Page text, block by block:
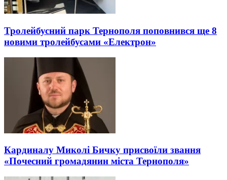
Тролейбусний парк Тернополя поповнився ще 8
новими тролейбусами «Електрон»
Кардиналу Миколі Бичку присвоїли звання
«Почесний громадянин міста Тернополя»